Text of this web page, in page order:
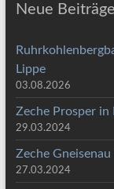
Neue Beiträge
Lippe
03.08.2026
Zeche Prosper in
29.03.2024
Zeche
27.03.2024